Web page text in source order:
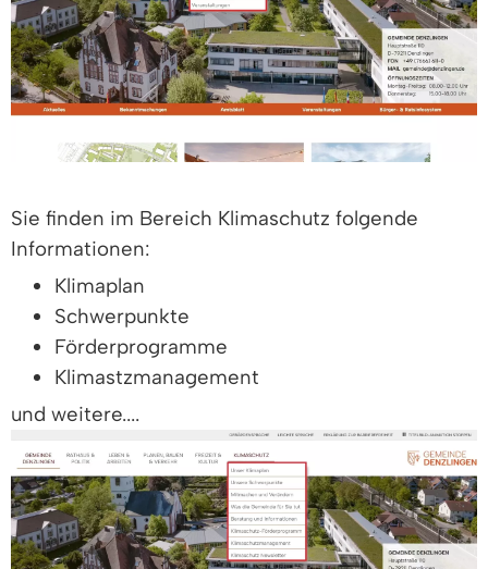
Sie finden im Bereich Klimaschutz folgende
Informationen:
Klimaplan
Schwerpunkte
Förderprogramme
Klimastzmanagement
und weitere....